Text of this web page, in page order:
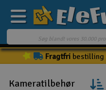
Ugens tilbud
Outlet
Fragtfribestilling
Kameratilbehør